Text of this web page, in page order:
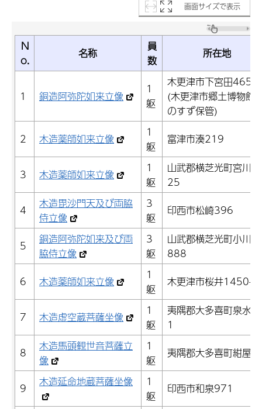
画面サイズで表示
N
o.
名称
員
数
所在地
1 銅造阿弥陀如来立像
1
躯
木更津市下宮田465
(木更津市郷土博物館
のすず保管)
2
木造薬師如来立像
1
躯
富津市湊219
3 木造薬師如来立像
1
躯
山武郡横芝光町宮川
25
4
木造毘沙門天及び両脇
侍立像
3
躯
印西市松崎396
5
銅造阿弥陀如来及び両
脇侍立像
3
躯
山武郡横芝光町小川台
888
6
木造薬師如来立像
1
躯
木更津市桜井1450-1
7 木造虚空蔵菩薩坐像
1
躯
夷隅郡大多喜町泉水
1
8
木造馬頭観世音菩薩立
像
1
躯
夷隅郡大多喜町紺屋
9 木造延命地蔵菩薩坐像
1
躯
印西市和泉971